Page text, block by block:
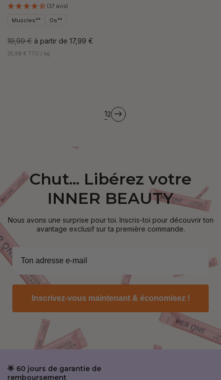
(37 avis)
Muscles²² Os²²
19,99 € à partir de 17,99 €
35,98 € TTC / kg
page
1page
2
Chut... Libérez votre
INNER BEAUTY
Nous avons une surprise pour toi. Inscris-toi pour découvrir ton
avantage exclusif sur ta première commande.
Inscrivez-vous maintenant & économisez !
🌟 60 jours de garantie de
remboursement